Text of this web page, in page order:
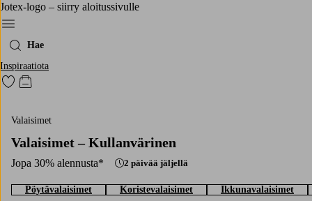
Jotex-logo – siirry aloitussivulle
Menu
Hae
Inspiraatiota
Siirry merkittyihin suosikkituotteisiin
Siirry ostoskoriin
Valaisimet
Valaisimet – Kullanvärinen
Jopa 30% alennusta* 2 päivää jäljellä
Pöytävalaisimet Koristevalaisimet Ikkunavalaisimet